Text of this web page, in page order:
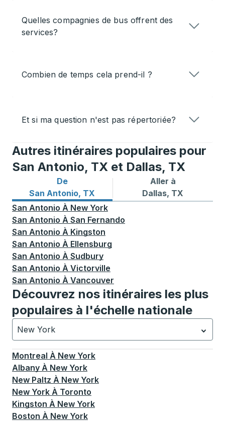
Quelles compagnies de bus offrent des
services?
Combien de temps cela prend-il ?
Et si ma question n'est pas répertoriée?
Autres itinéraires populaires pour
San Antonio, TX et Dallas, TX
De
San Antonio, TX
Itinéraires de bus depuis San Antonio, TX
Aller à
Dallas, TX
Itinéraires de bus vers
San Antonio À New York
San Antonio À San Fernando
San Antonio À Kingston
San Antonio À Ellensburg
San Antonio À Sudbury
San Antonio À Victorville
San Antonio À Vancouver
Découvrez nos itinéraires les plus
populaires à l'échelle nationale
New York
Actuellement sélectionné: New York.La sélection est
Montreal À New York
Albany À New York
New Paltz À New York
New York À Toronto
Kingston À New York
Boston À New York